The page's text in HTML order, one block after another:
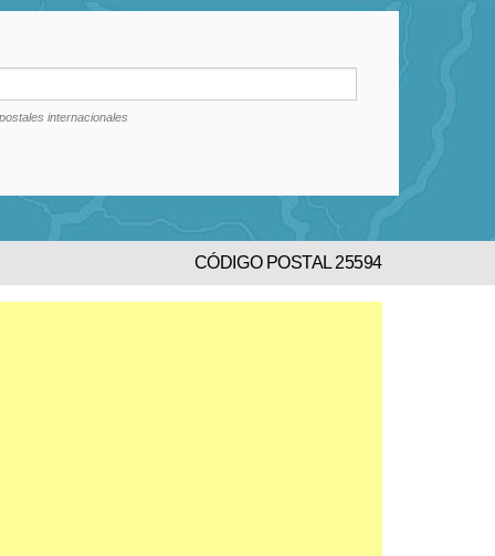
internacionales
CÓDIGO POSTAL 25594